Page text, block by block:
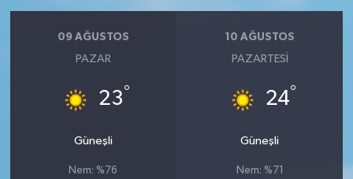
09 AĞUSTOS
PAZAR
23°
Güneşli
Nem: %76
10 AĞUSTOS
PAZARTESI
24°
Güneşli
Nem: %71